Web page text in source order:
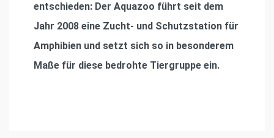
entschieden: Der Aquazoo führt seit dem
Jahr 2008 eine Zucht- und Schutzstation für
Amphibien und setzt sich so in besonderem
Maße für diese bedrohte Tiergruppe ein.